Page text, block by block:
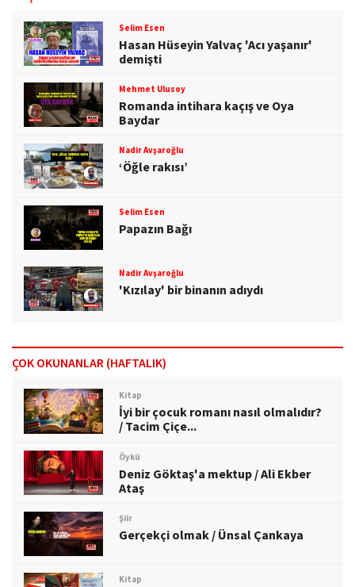
Selim Esen
Hasan Hüseyin Yalvaç 'Acı yaşanır'
demişti
Mehmet Ulusoy
Romanda intihara kaçış ve Oya
Baydar
Nadir Avşaroğlu
‘Öğle rakısı’
Selim Esen
Papazın Bağı
Nadir Avşaroğlu
'Kızılay' bir binanın adıydı
ÇOK OKUNANLAR (HAFTALIK)
Kitap
İyi bir çocuk romanı nasıl olmalıdır?
/ Tacim Çiçe...
Öykü
Deniz Göktaş'a mektup / Ali Ekber
Ataş
Şiir
Gerçekçi olmak / Ünsal Çankaya
Kitap